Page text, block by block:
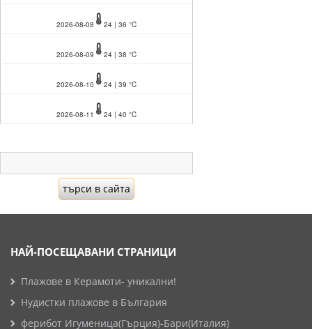
2026-08-08 24 | 36 °C
2026-08-09 24 | 38 °C
2026-08-10 24 | 39 °C
2026-08-11 24 | 40 °C
НАЙ-ПОСЕЩАВАНИ СТРАНИЦИ
Плажове в Керамоти- уникални!
Нудистки плажове в България
ферибот Игуменица(Гърция)-Бари(Италия)